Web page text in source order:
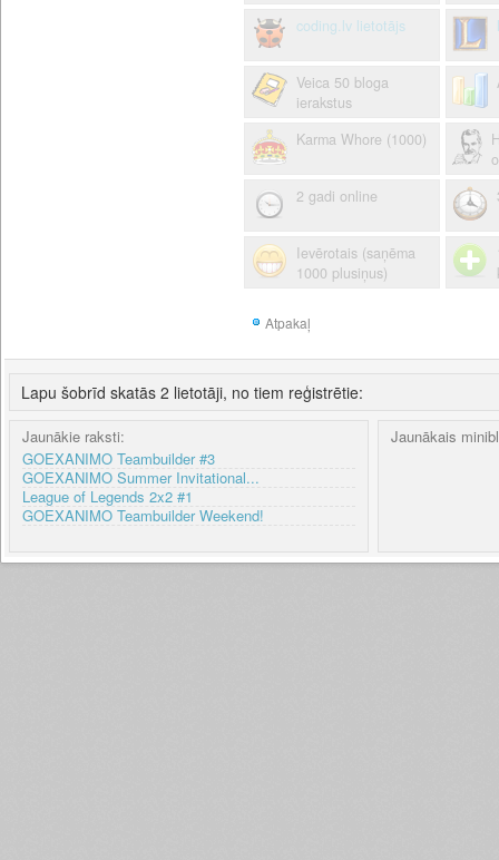
coding.lv lietotājs
Veica 50 bloga
ierakstus
Karma Whore (1000)
2 gadi online
Ievērotais (saņēma
1000 plusiņus)
Atpakaļ
Lapu šobrīd skatās 2 lietotāji, no tiem reģistrētie:
Jaunākie raksti:
GOEXANIMO Teambuilder #3
GOEXANIMO Summer Invitational...
League of Legends 2x2 #1
GOEXANIMO Teambuilder Weekend!
Jaunākais